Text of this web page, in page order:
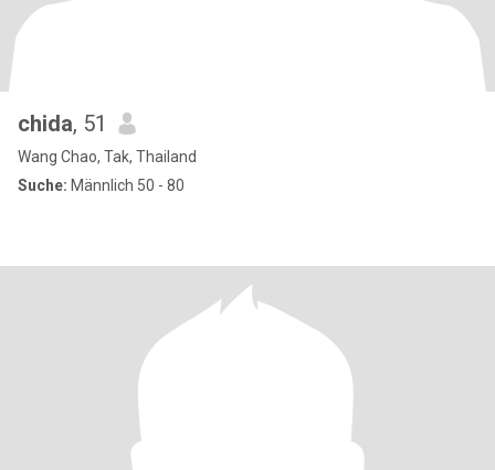
chida, 51
Wang Chao, Tak, Thailand
Suche: Männlich 50 - 80